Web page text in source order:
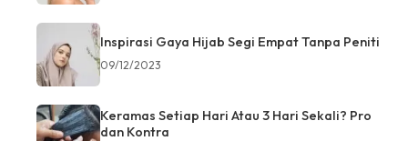
Inspirasi Gaya Hijab Segi Empat Tanpa Peniti
09/12/2023
Keramas Setiap Hari Atau 3 Hari Sekali? Pro
dan Kontra